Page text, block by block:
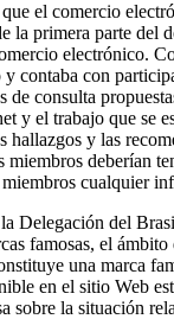
el comercio
la primera parte
electrónico.
contaba con
de consulta
y el trabajo que se
y las
deberían
cualquier
la Delegación del
famosas, el
una marca
en el sitio Web
sobre la situación